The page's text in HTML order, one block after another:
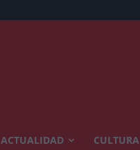
ACTUALIDAD CULTURA